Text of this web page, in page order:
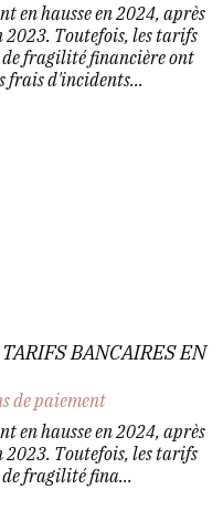
en hausse en 2024, après
2023. Toutefois, les tarifs
fragilité financière ont
frais d'incidents...
BANCAIRES EN
de paiement
en hausse en 2024, après
2023. Toutefois, les tarifs
fragilité fina...